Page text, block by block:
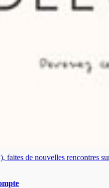
de nouvelles rencontres